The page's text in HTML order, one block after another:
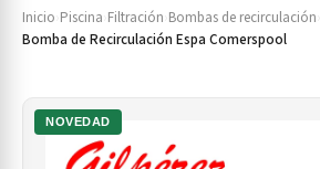
Inicio Piscina Filtración Bombas de recirculación
Bomba de Recirculación Espa Comerspool
NOVEDAD